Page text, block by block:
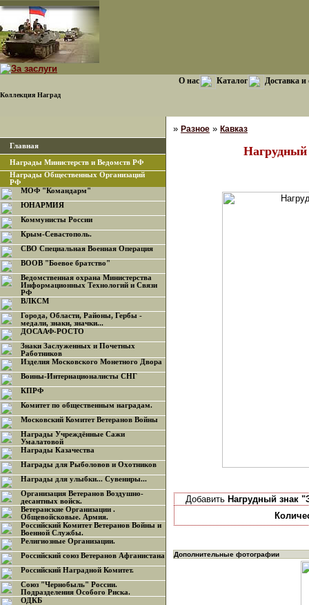
Коллекция Наград
О нас Каталог Доставка и
Главная
Награды Министерств и Ведомств РФ
Награды Общественных Организаций
РФ
МОФ "Командарм"
ЮНАРМИЯ
Коммунисты России
Крым-Севастополь.
СВО Специальная Военная Операция
ВООВ "Боевое братство"
Ведомственная охрана Министерства
Информационных Технологий и Связи
РФ
ВЛКСМ
Города, Области, Районы, Гербы -
медали, знаки, значки...
ДОСААФ-РОСТО
Знаки Заслуженных и Почетных
Работников
Изделия Московского Монетного Двора
Воины-Интернационалисты СНГ
КПРФ
Комитет по общественным наградам.
Московский Комитет Ветеранов Войны
Награды Учреждённые Сажи
Умалатовой
Награды Казачества
Награды для Рыболовов и Охотников
Награды для улыбки... Сувениры...
Организация Ветеранов Воздушно-
десантных войск.
Ветеранские Организации .
Общевойсковые. Армия.
Российский Комитет Ветеранов Войны и
Военной Службы.
Религиозные Организации.
Российский союз Ветеранов Афганистана
Российский Наградной Комитет.
Союз "Чернобыль" России.
Подразделения Особого Риска.
ОДКБ
» Разное » Кавказ
Добавить Нагрудный знак
Дополнительные фотографии